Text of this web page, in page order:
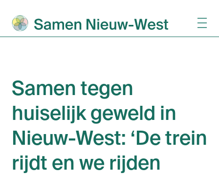
Samen tegen
huiselijk geweld in
Nieuw-West: ‘De trein
rijdt en we rijden